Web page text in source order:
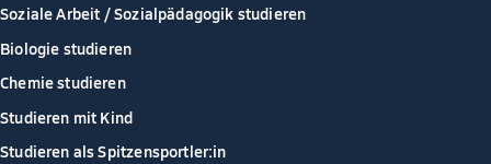
Soziale Arbeit / Sozialpädagogik studieren
Biologie studieren
Chemie studieren
Studieren mit Kind
Studieren als Spitzensportler:in